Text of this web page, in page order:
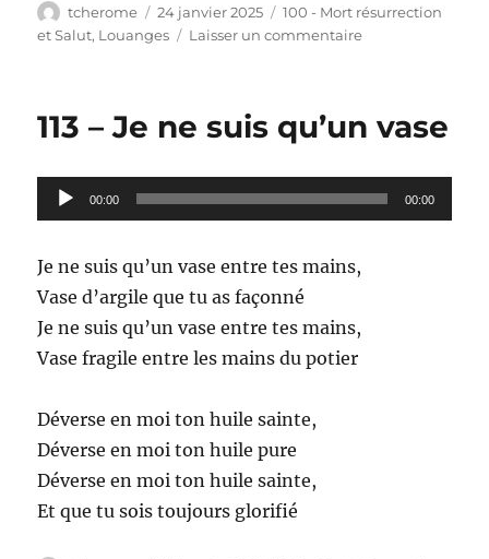
Auteur
tcherome
Publié
le
24 janvier 2025 Catégories
100 - Mort résurrection
et Salut, Louanges Laisser un commentairesur
toi
113 – Je ne suis qu’un vase
Lecteur
audio
00:00 00:00
Je ne suis qu’un vase entre tes mains,
Vase d’argile que tu as façonné
Je ne suis qu’un vase entre tes mains,
Vase fragile entre les mains du potier
Déverse en moi ton huile sainte,
Déverse en moi ton huile pure
Déverse en moi ton huile sainte,
Et que tu sois toujours glorifié